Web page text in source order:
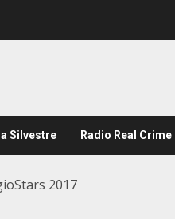
Silvestre Radio Real Crime
2017